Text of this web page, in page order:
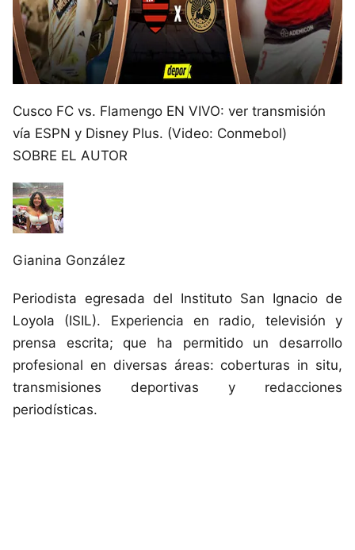
Cusco FC vs. Flamengo EN VIVO: ver transmisión
vía ESPN y Disney Plus. (Video: Conmebol)
SOBRE EL AUTOR
Gianina González
Periodista egresada del Instituto San Ignacio de
Loyola (ISIL). Experiencia en radio, televisión y
prensa escrita; que ha permitido un desarrollo
profesional en diversas áreas: coberturas in situ,
transmisiones deportivas y redacciones
periodísticas.